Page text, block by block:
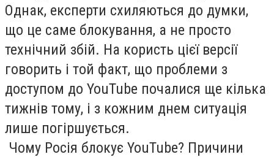
Однак, експерти схиляються до думки,
що це саме блокування, а не просто
технічний збій. На користь цієї версії
говорить і той факт, що проблеми з
доступом до YouTube почалися ще кілька
тижнів тому, і з кожним днем ситуація
лише погіршується.
Чому Росія блокує YouTube? Причини